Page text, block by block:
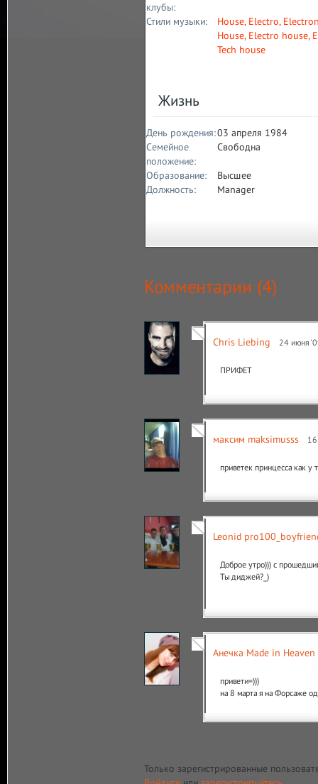
клубы:
Стили музыки: House, Electro,
House, Electro house,
Tech house
Жизнь
День рождения:03 апреля 1984
Семейное
положение:
Свободна
Образование:
Высшее
Должность:
Manager
Комментарии (4)
Chris Liebing 24 июня
ПРИФЕТ
максим maksimusss
приветек принцесса как у
Leonid
Доброе утро))) с
Ты диджей?_)
Анечка Made in Heaven
привети=)))
на 8 марта я на Форсаже
Только зарегистрированные